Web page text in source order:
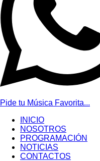
Pide tu Música Favorita...
INICIO
NOSOTROS
PROGRAMACIÓN
NOTICIAS
CONTACTOS